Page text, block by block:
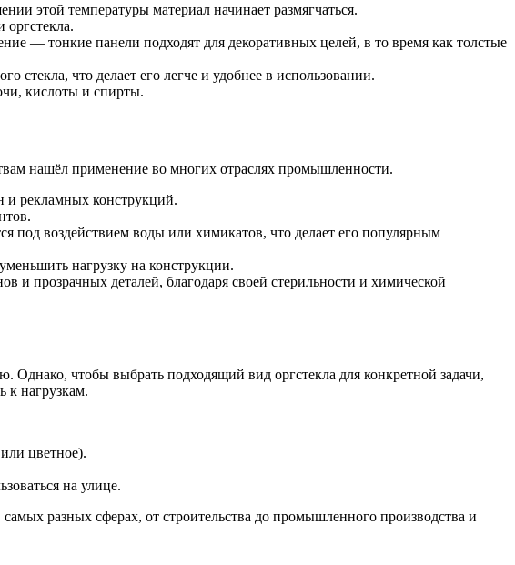
этой температуры материал начинает размягчаться.
— тонкие панели подходят для декоративных целей, в то время как толстые
стекла, что делает его легче и удобнее в использовании.
кислоты и спирты.
нашёл применение во многих отраслях промышленности.
и рекламных конструкций.
воздействием воды или химикатов, что делает его популярным
нагрузку на конструкции.
и прозрачных деталей, благодаря своей стерильности и химической
Однако, чтобы выбрать подходящий вид оргстекла для конкретной задачи,
к нагрузкам.
цветное).
на улице.
разных сферах, от строительства до промышленного производства и